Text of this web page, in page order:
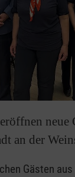
neue
an der
Gästen